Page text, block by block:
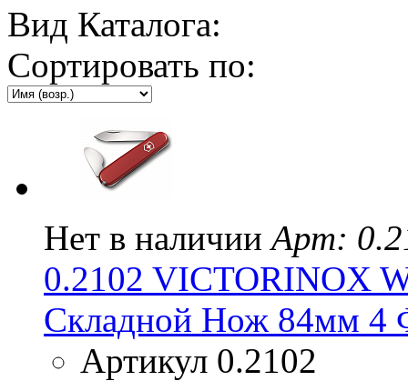
Вид Каталога:
Сортировать по:
Нет в наличии Арт:
0.2102 VICTORINOX
Складной Нож 84мм 4
Артикул 0.2102